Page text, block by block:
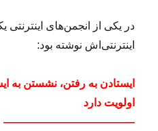
در یکی از انجمن‌های اینترنتی
اینترنتی‌اش نوشته بود:
ایستادن به رفتن، نشستن به
اولویت دارد
————————————